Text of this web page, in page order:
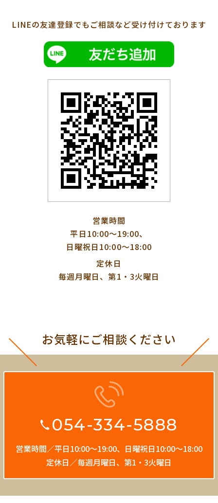
LINEの友達登録でも ご相談など受け付けております
営業時間
平日10:00〜19:00、
日曜祝日10:00〜18:00
定休日
毎週月曜日、第1・3火曜日
お気軽にご相談ください
054-334-5888
営業時間／平日10:00〜19:00、 日曜祝日10:00〜18:00
定休日／毎週月曜日、第1・3火曜日